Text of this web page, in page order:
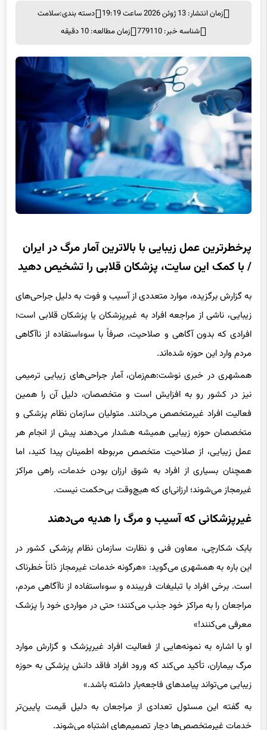
زمان انتشار: 13 ژوئن 2026 ساعت 19:19 دسته بندی:سلامت
شناسه خبر: 779110
زمان مطالعه: 10 دقیقه
پرخطرترین عمل زیبایی با بالاترین آمار مرگ در ایران
/ با کمک این سایت، پزشکان قلابی را تشخیص دهید
به گزارش برگزیده، موارد متعددی از آسیب و فوت به دلیل جراحی‌های
زیبایی، ناشی از مراجعه افراد به غیرپزشکان یا پزشکان قلابی است؛
افرادی که بدون آگاهی و صلاحیت، صرفاً با سوءاستفاده از ناآگاهی
مردم وارد این حوزه شده‌اند.
همشهری در خبری نوشت:هم‌زمان، آمار جراحی‌های زیبایی ترمیمی
نیز در کشور رو به افزایش است و متخصصان، دلیل آن را همین
فعالیت افراد غیرمتخصص می‌دانند. متولیان سازمان نظام پزشکی و
متخصصان حوزه زیبایی همیشه هشدار می‌دهند پیش از انجام هر
عمل زیبایی، از صلاحیت متخصص مربوطه اطمینان پیدا کنید، اما
همچنان بسیاری از افراد به شوق ارزان بودن خدمات، راهی مراکز
غیرمجاز می‌شوند؛ ارزانی‌ای که هیچ‌وقت بی‌حکمت نیست.
غیرپزشکانی که آسیب و مرگ را هدیه می‌دهند
بابک شکارچی، معاون فنی و نظارت سازمان نظام پزشکی کشور در
این باره به همشهری می‌گوید: «هرگونه خدمات غیرمجاز ذاتاً خطرناک
است. برخی افراد با تبلیغات فریبنده و سوءاستفاده از ناآگاهی مردم،
مراجعان را به مراکز خود جذب می‌کنند؛ حتی در مواردی خود را پزشک
معرفی می‌کنند!»
او با اشاره به نمونه‌هایی از فعالیت افراد غیرپزشک و گزارش موارد
مرگ بیماران، تأکید می‌کند که ورود افراد فاقد دانش پزشکی به حوزه
زیبایی می‌تواند پیامدهای فاجعه‌بار داشته باشد.»
به گفته این مسئول تعدادی از مراجعان به دلیل قیمت پایین‌تر
خدمات غیرمتخصص‌ها دچار تصمیم‌های اشتباه می‌شوند.